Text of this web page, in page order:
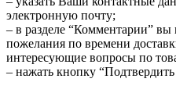
электронную почту;
– в разделе “Комментарии”
пожелания по времени
интересующие вопросы по
– нажать кнопку “Подтвердить